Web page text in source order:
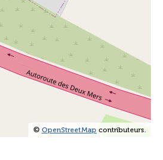
© OpenStreetMap contributeurs.